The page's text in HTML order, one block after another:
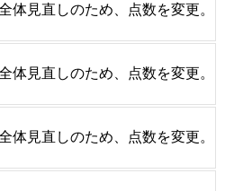
体見直しのため、点数を変更。
体見直しのため、点数を変更。
体見直しのため、点数を変更。